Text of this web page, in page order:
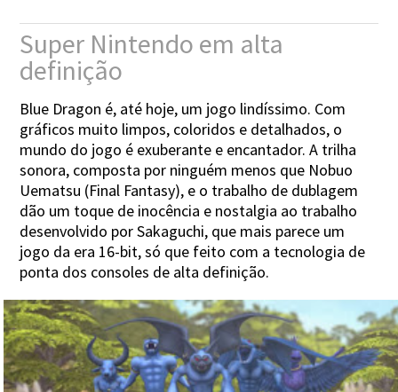
Super Nintendo em alta
definição
Blue Dragon é, até hoje, um jogo lindíssimo. Com
gráficos muito limpos, coloridos e detalhados, o
mundo do jogo é exuberante e encantador. A trilha
sonora, composta por ninguém menos que Nobuo
Uematsu (Final Fantasy), e o trabalho de dublagem
dão um toque de inocência e nostalgia ao trabalho
desenvolvido por Sakaguchi, que mais parece um
jogo da era 16-bit, só que feito com a tecnologia de
ponta dos consoles de alta definição.